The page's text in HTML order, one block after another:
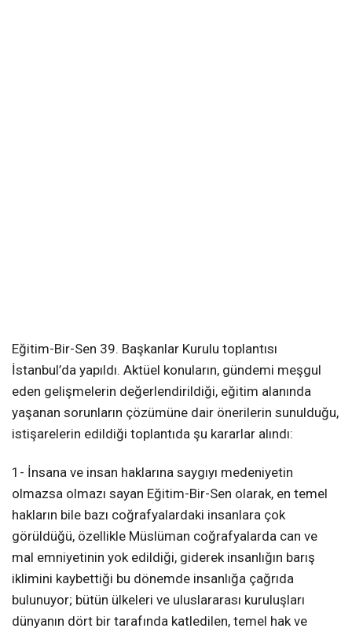
Eğitim-Bir-Sen 39. Başkanlar Kurulu toplantısı
İstanbul’da yapıldı. Aktüel konuların, gündemi meşgul
eden gelişmelerin değerlendirildiği, eğitim alanında
yaşanan sorunların çözümüne dair önerilerin sunulduğu,
istişarelerin edildiği toplantıda şu kararlar alındı:
1- İnsana ve insan haklarına saygıyı medeniyetin
olmazsa olmazı sayan Eğitim-Bir-Sen olarak, en temel
hakların bile bazı coğrafyalardaki insanlara çok
görüldüğü, özellikle Müslüman coğrafyalarda can ve
mal emniyetinin yok edildiği, giderek insanlığın barış
iklimini kaybettiği bu dönemde insanlığa çağrıda
bulunuyor; bütün ülkeleri ve uluslararası kuruluşları
dünyanın dört bir tarafında katledilen, temel hak ve